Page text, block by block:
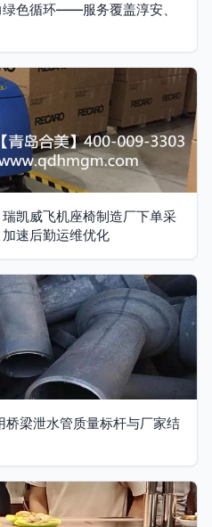
色循环——服务覆盖淳安、
凯威飞机座椅制造厂下单采
速后勤运维优化
梁泄水管质量标杆与厂家结